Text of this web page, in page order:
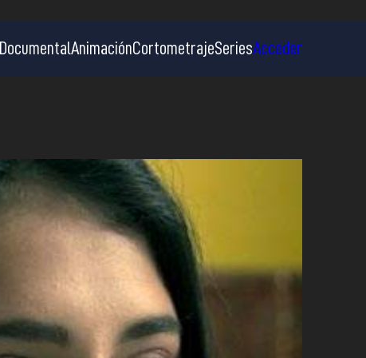
DocumentalAnimaciónCortometrajeSeriesAcceder